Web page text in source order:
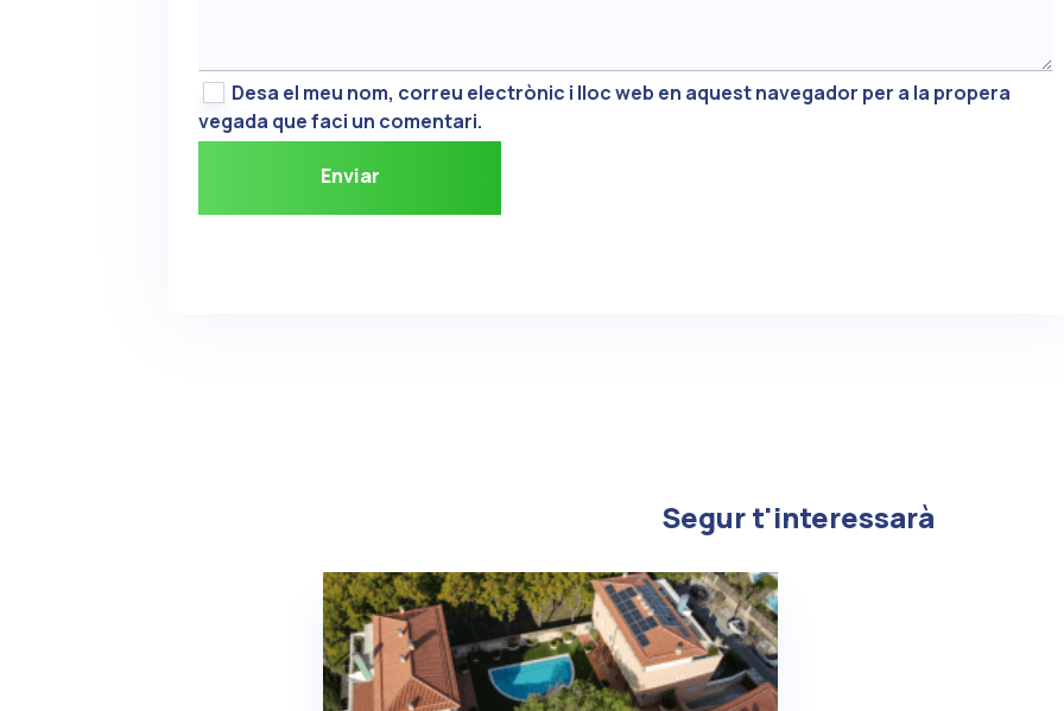
Desa el meu nom, correu electrònic i lloc web en aquest navegador per a la propera
vegada que faci un comentari.
Segur t'interessarà